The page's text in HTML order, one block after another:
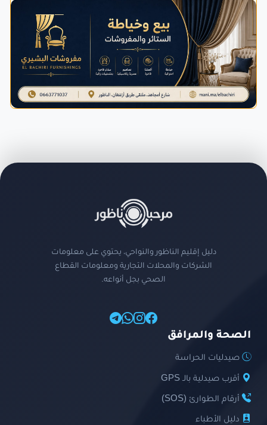
دليل إقليم الناظور والنواحي، يحتوي على معلومات
الشركات والمحلات التجارية ومعلومات القطاع
الصحي بجل أنواعه.
الصحة والمرافق
صيدليات الحراسة
أقرب صيدلية بالـ GPS
أرقام الطوارئ (SOS)
دليل الأطباء